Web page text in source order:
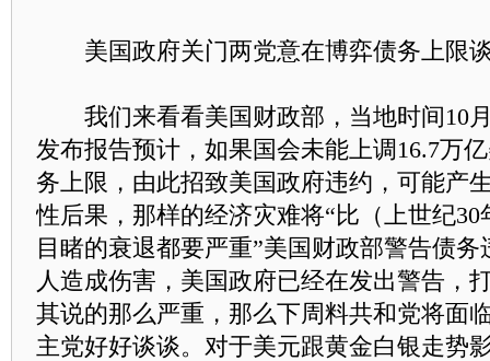
美国政府关门两党意在博弈债务上限
我们来看看美国财政部，当地时间10
发布报告预计，如果国会未能上调16.7万
务上限，由此招致美国政府违约，可能产
性后果，那样的经济灾难将“比（上世纪
目睹的衰退都要严重”美国财政部警告债
人造成伤害，美国政府已经在发出警告，
其说的那么严重，那么下周料共和党将面
主党好好谈谈。对于美元跟黄金白银走势